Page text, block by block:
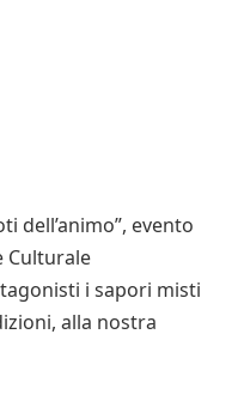
dell’animo”, evento
Culturale
i sapori misti
alla nostra